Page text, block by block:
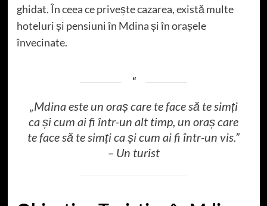
ghidat. În ceea ce privește cazarea, există multe
hoteluri și pensiuni în Mdina și în orașele
învecinate.
„Mdina este un oraș care te face să te simți
ca și cum ai fi într-un alt timp, un oraș care
te face să te simți ca și cum ai fi într-un vis.”
– Un turist